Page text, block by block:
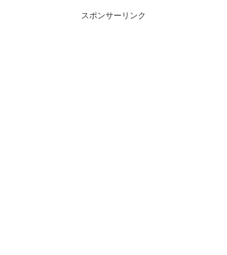
スポンサーリンク